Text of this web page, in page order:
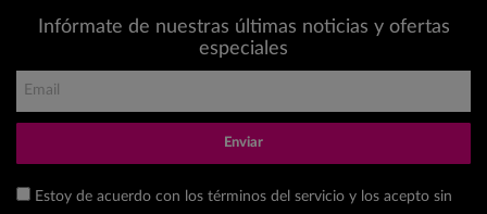
Infórmate de nuestras últimas noticias y ofertas
especiales
Enviar
Estoy de acuerdo con los términos del servicio y los acepto sin